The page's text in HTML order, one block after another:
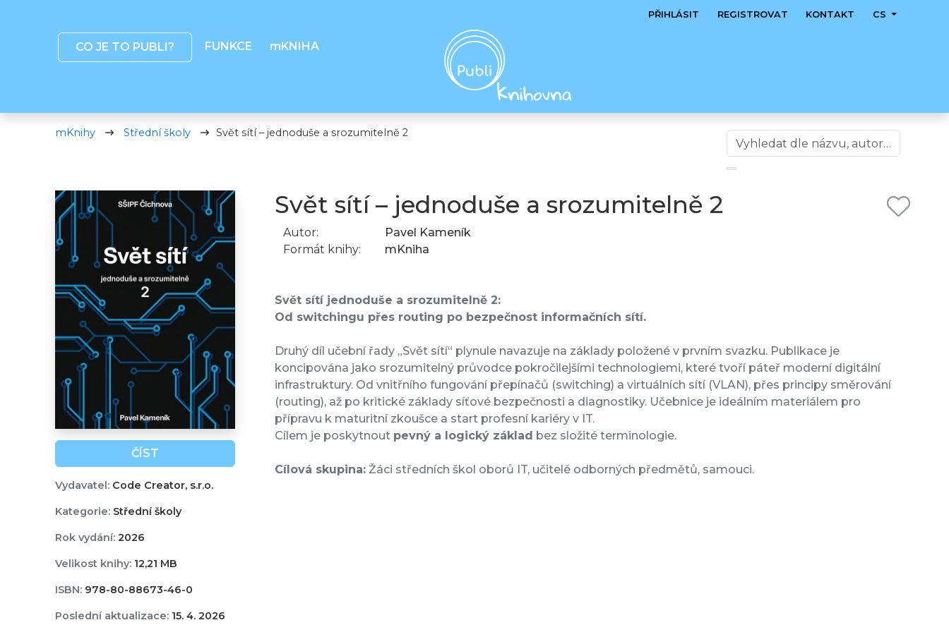
CO JE TO PUBLI? FUNKCE mKNIHA
PŘIHLÁSIT REGISTROVAT KONTAKT CS
mKnihy Střední školy Svět sítí – jednoduše a srozumitelně 2
ČÍST
Vydavatel:Code Creator, s.r.o.
Kategorie:Střední školy
Rok vydání:2026
Velikost knihy:12,21 MB
ISBN:978-80-88673-46-0
Poslední aktualizace:15. 4. 2026
Svět sítí – jednoduše a srozumitelně 2
Autor:
Pavel Kameník
Formát knihy:
mKniha
Svět sítí jednoduše a srozumitelně 2:
Od switchingu přes routing po bezpečnost informačních sítí.
Druhý díl učební řady „Svět sítí“ plynule navazuje na základy položené v prvním svazku. Publikace je
koncipována jako srozumitelný průvodce pokročilejšími technologiemi, které tvoří páteř moderní digitální
infrastruktury. Od vnitřního fungování přepínačů (switching) a virtuálních sítí (VLAN), přes principy směrování
(routing), až po kritické základy síťové bezpečnosti a diagnostiky. Učebnice je ideálním materiálem pro
přípravu k maturitní zkoušce a start profesní kariéry v IT.
Cílem je poskytnout pevný a logický základ bez složité terminologie.
Cílová skupina:Žáci středních škol oborů IT, učitelé odborných předmětů, samouci.